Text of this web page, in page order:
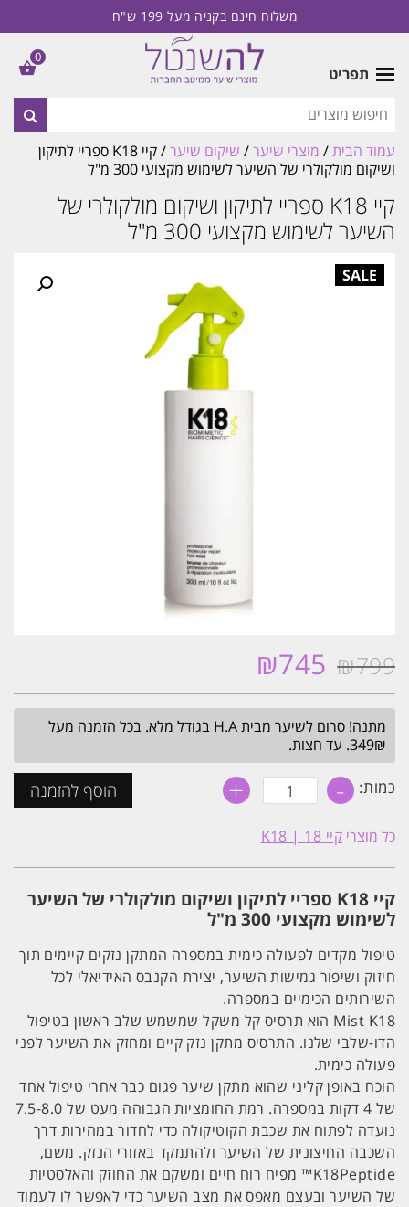
משלוח חינם בקניה מעל 199 ש"ח
תפריט
עמוד הבית/ מוצרי שיער/ שיקום שיער
/ קיי K18 ספריי לתיקון
ושיקום מולקולרי של השיער לשימוש מקצועי 300 מ"ל
קיי K18 ספריי לתיקון ושיקום מולקולרי של
השיער לשימוש מקצועי 300 מ"ל
₪799
המחיר
היה:
₪799.
₪745
הוא:
₪745. מתנה! סרום לשיער מבית H.A בגודל מלא. בכל הזמנה מעל
349₪. עד חצות.
כמות: - כמות
של
K18
ספריי
ושיקום
של
השיער
לשימוש
300
מ"ל
+ הוסף להזמנה
כל מוצרי קיי 18 | K18
קיי K18 ספריי לתיקון ושיקום מולקולרי של השיער
לשימוש מקצועי 300 מ"ל
טיפול מקדים לפעולה כימית במספרה המתקן נזקים קיימים תוך
חיזוק ושיפור גמישות השיער, יצירת הקנבס האידיאלי לכל
השירותים הכימיים במספרה.
Mist K18 הוא תרסיס קל משקל שמשמש שלב ראשון בטיפול
הדו-שלבי שלנו. התרסיס מתקן נזק קיים ומחזק את השיער לפני
פעולה כימית.
הוכח באופן קליני שהוא מתקן שיער פגום כבר אחרי טיפול אחד
של 4 דקות במספרה. רמת החומציות הגבוהה מעט של 7.5-8.0
נועדה לפתוח את שכבת הקוטיקולה כדי לחדור במהירות דרך
השכבה החיצונית של השיער ולהתמקד באזורי הנזק. משם,
K18Peptide™ מפיח רוח חיים ומשקם את החוזק והאלסטיות
של השיער ובעצם מאפס את מצב השיער כדי לאפשר לו לעמוד
0